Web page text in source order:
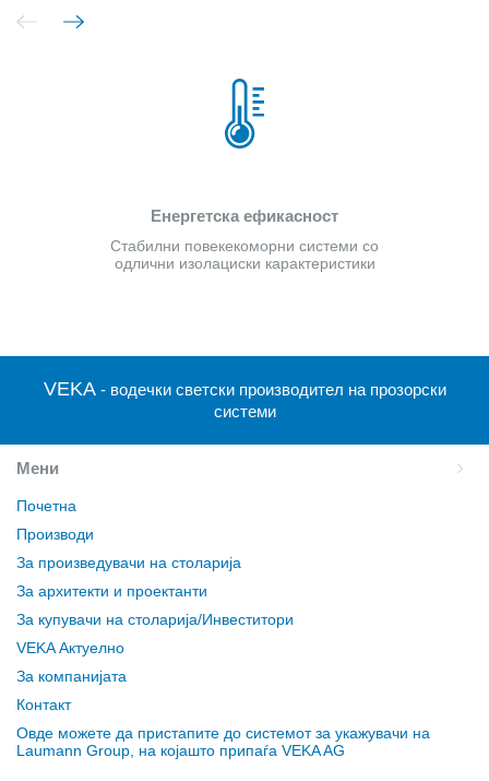
Енергетска ефикасност
Стабилни повекекоморни системи со
одлични изолациски карактеристики
VEKA - водечки светски производител на прозорски
системи
Мени
Почетна
Производи
За произведувачи на столарија
За архитекти и проектанти
За купувачи на столарија/Инвеститори
VEKA Актуелно
За компанијата
Контакт
Овде можете да пристапите до системот за укажувачи на
Laumann Group, на којашто припаѓа VEKA AG